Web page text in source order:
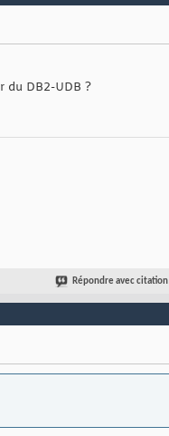
du DB2-UDB ?
Répondre avec citation